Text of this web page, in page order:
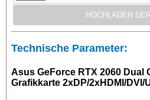
Technische Parameter:
Asus GeForce RTX 2060 Dual
Grafikkarte 2xDP/2xHDMI/DVI/